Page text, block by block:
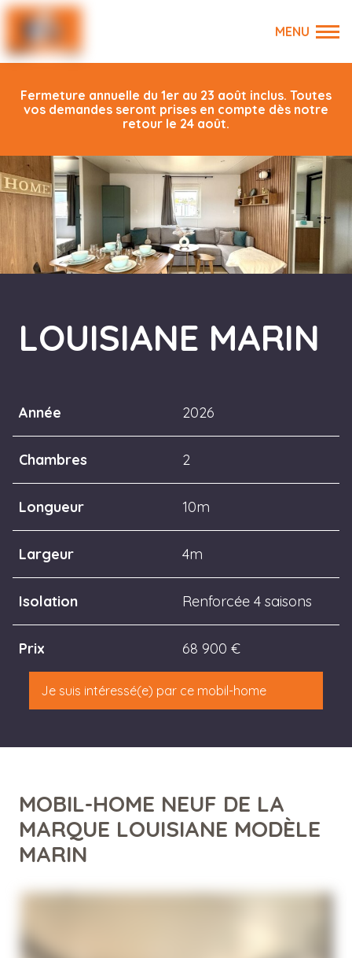
Fermeture annuelle du 1er au 23 août inclus. Toutes
vos demandes seront prises en compte dès notre
retour le 24 août.
LOUISIANE MARIN
Année 2026
Chambres 2
Longueur 10m
Largeur 4m
Isolation Renforcée 4 saisons
Prix 68 900 €
Je suis intéressé(e) par ce mobil-home
MOBIL-HOME NEUF DE LA
MARQUE LOUISIANE MODÈLE
MARIN